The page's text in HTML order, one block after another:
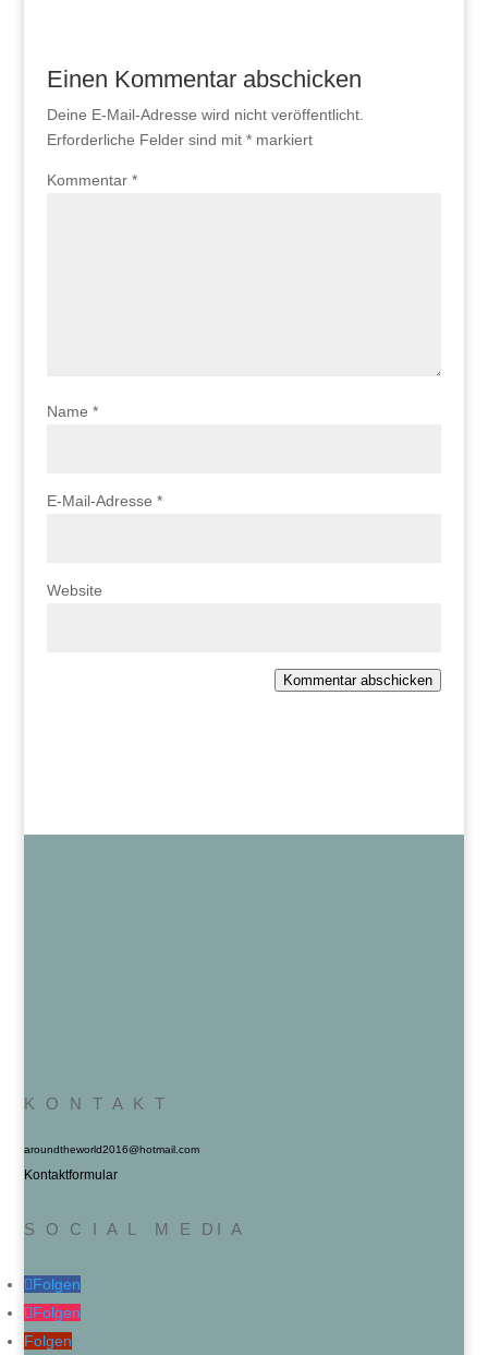
Einen Kommentar abschicken
Deine E-Mail-Adresse wird nicht veröffentlicht.
Erforderliche Felder sind mit *markiert
Kommentar *
Name *
E-Mail-Adresse *
Website
Kommentar abschicken
K O N T A K T
aroundtheworld2016@hotmail.com
Kontaktformular
S O C I A L M E DI A
Folgen
Folgen
Folgen